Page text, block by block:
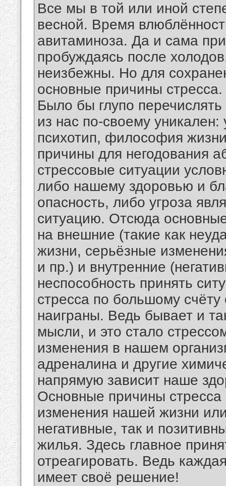
Все мы в той или иной
весной. Время
авитаминоза. Да и сама
пробуждаясь после
неизбежны. Но для
основные причины стресса.
Было бы глупо
из нас по-своему
психотип, философия
причины для негодования
стрессовые ситуации
либо нашему здоровью и
опасность, либо угроза
ситуацию. Отсюда
на внешние (такие как
жизни, серьёзные
и пр.) и внутренние
неспособность принять
стресса по большому
наиграны. Ведь бывает и
мысли, и это стало
изменения в нашем
адреналина и другие
напрямую зависит наше
Основные причины стресса
изменения нашей жизни
негативные, так и
жилья. Здесь главное
отреагировать. Ведь
имеет своё решение!